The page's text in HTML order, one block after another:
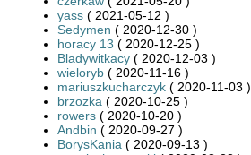
yass ( 2021-05-12 )
Sedymen ( 2020-12-30 )
horacy 13 ( 2020-12-25 )
Bladywitkacy ( 2020-12-03 )
wieloryb ( 2020-11-16 )
mariuszkucharczyk ( 2020-11-03 )
brzozka ( 2020-10-25 )
rowers ( 2020-10-20 )
Andbin ( 2020-09-27 )
BorysKania ( 2020-09-13 )